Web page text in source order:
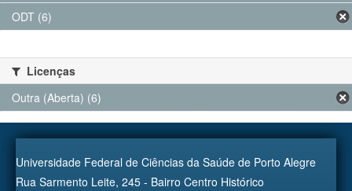
ODT (6)
Licenças
Outra (Aberta) (6)
Universidade Federal de Ciências da Saúde de Porto Alegre
Rua Sarmento Leite, 245 - Bairro Centro Histórico